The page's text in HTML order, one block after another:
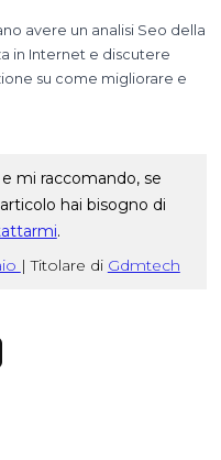
avere un analisi Seo della
in Internet e discutere
su come migliorare e
mi raccomando, se
hai bisogno di
.
| Titolare di Gdmtech